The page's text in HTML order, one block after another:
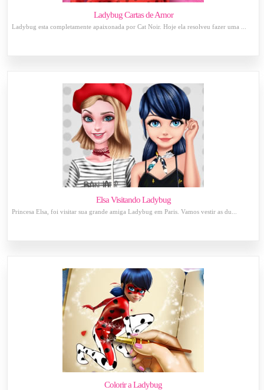
Ladybug Cartas de Amor
Ladybug esta completamente apaixonada por Cat Noir. Hoje ela resolveu fazer uma ...
Elsa Visitando Ladybug
Princesa Elsa, foi visitar sua grande amiga Ladybug em Paris. Vamos vestir as du...
Colorir a Ladybug